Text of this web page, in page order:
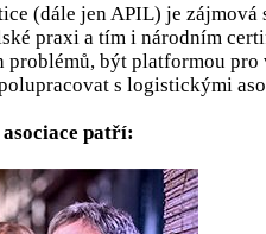
(dále jen APIL) je
praxi a tím i národním
být platformou
s logistickými
patří: